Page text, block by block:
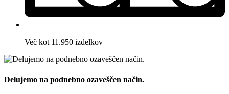
Več kot 11.950 izdelkov
Delujemo na podnebno ozaveščen način.